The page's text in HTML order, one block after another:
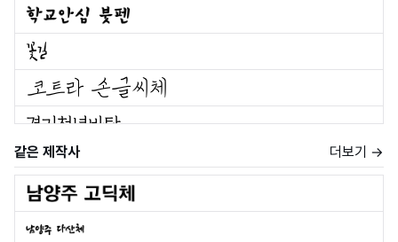
같은 제작사 더보기 →